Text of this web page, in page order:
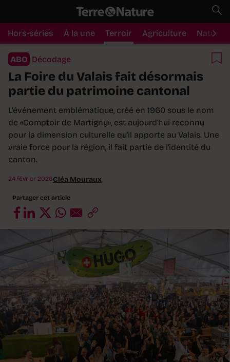
Hors-séries À la une Terroir Agriculture Nature
ABO Décodage
La Foire du Valais fait désormais
partie du patrimoine cantonal
L'événement emblématique, créé en 1960 sous le nom
de «Comptoir de Martigny», est aujourd'hui reconnu
pour la dimension culturelle qu'il apporte au Valais. Une
vraie force pour la région, il fait partie de l'identité du
canton.
24 février 2026Cléa Mouraux
Partager cet article